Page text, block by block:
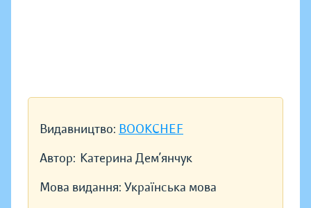
Видавництво: BOOKCHEF
Автор: Катерина Дем’янчук
Мова видання: Українська мова